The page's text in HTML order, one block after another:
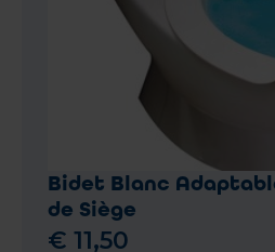
Bidet Blanc
de Siège
€ 11,50